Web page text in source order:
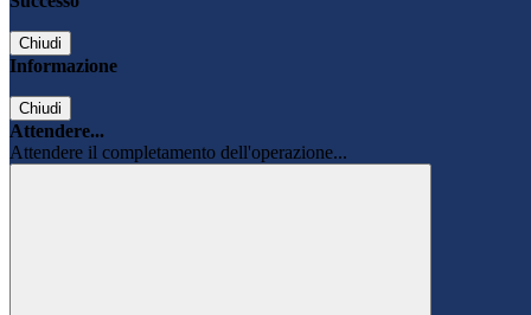
Chiudi
Informazione
Chiudi
Attendere...
Attendere il completamento dell'operazione...